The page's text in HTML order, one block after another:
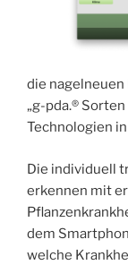
die nagelneuen
„g-pda.®
Technologien
Die individuell
erkennen mit
dem
welche